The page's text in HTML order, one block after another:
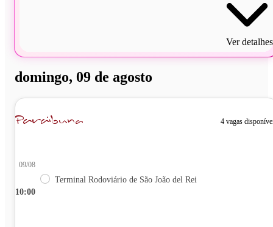
Ver detalhes
domingo, 09 de agosto
4 vagas
10:00
09/08
Terminal Rodoviário de São João del Rei